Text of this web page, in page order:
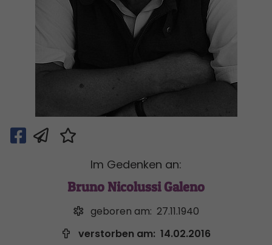
Im Gedenken an:
Bruno Nicolussi Galeno
geboren am: 27.11.1940
verstorben am: 14.02.2016